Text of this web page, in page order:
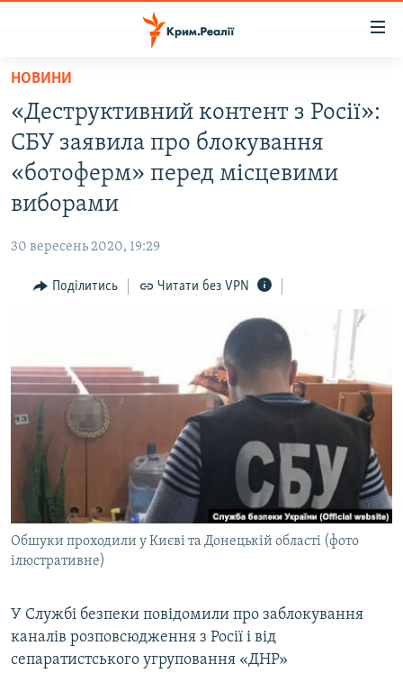
Перейти
основного
матеріалу
Перейти
до
основної
Перейти
пошуку
ВОДА.КРИМ
ВІДЕО ТА ФОТО
ПОЛІТИКА
ПОГЛЯД
ІНТЕРВ'Ю
ДЕПОРТАЦІЯ
ВІДЕОУРОКИ «ELIFBE»
СВІДЧЕННЯ ОКУПАЦІЇ
УКРАЇНСЬКА ПРОБЛЕМА КРИМУ
ІНФОГРАФІКА
ЯК ОБІЙТИ БЛОКУВАННЯ
Русский
Qırımtatar
ДОЛУЧАЙСЯ!
НОВИНИ
«Деструктивний контент з Росії»:
СБУ заявила про блокування
«ботоферм» перед місцевими
виборами
30 вересень 2020, 19:29
Поділитись Читати без VPN
Обшуки проходили у Києві та Донецькій області (фото
ілюстративне)
У Службі безпеки повідомили про заблокування
каналів розповсюдження з Росії і від
сепаратистського угруповання «ДНР»